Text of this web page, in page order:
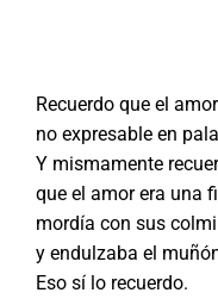
Recuerdo que el
no expresable en
Y mismamente
que el amor era una
mordía con sus
y endulzaba el
Eso sí lo recuerdo.